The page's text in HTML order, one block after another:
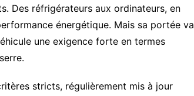
Des réfrigérateurs aux ordinateurs, en
énergétique. Mais sa portée va
une exigence forte en termes
stricts, régulièrement mis à jour